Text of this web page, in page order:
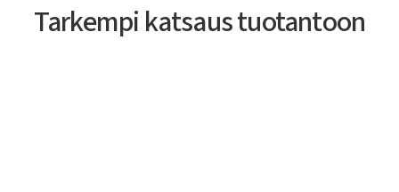
Tarkempi katsaus tuotantoon